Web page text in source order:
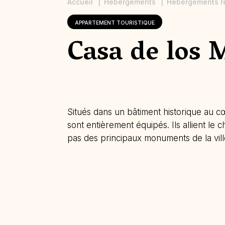
Accueil Hébergements Hébergements
APPARTEMENT TOURISTIQUE
Casa de los
Situés dans un bâtiment historique au
sont entièrement équipés. Ils allient le
pas des principaux monuments de la